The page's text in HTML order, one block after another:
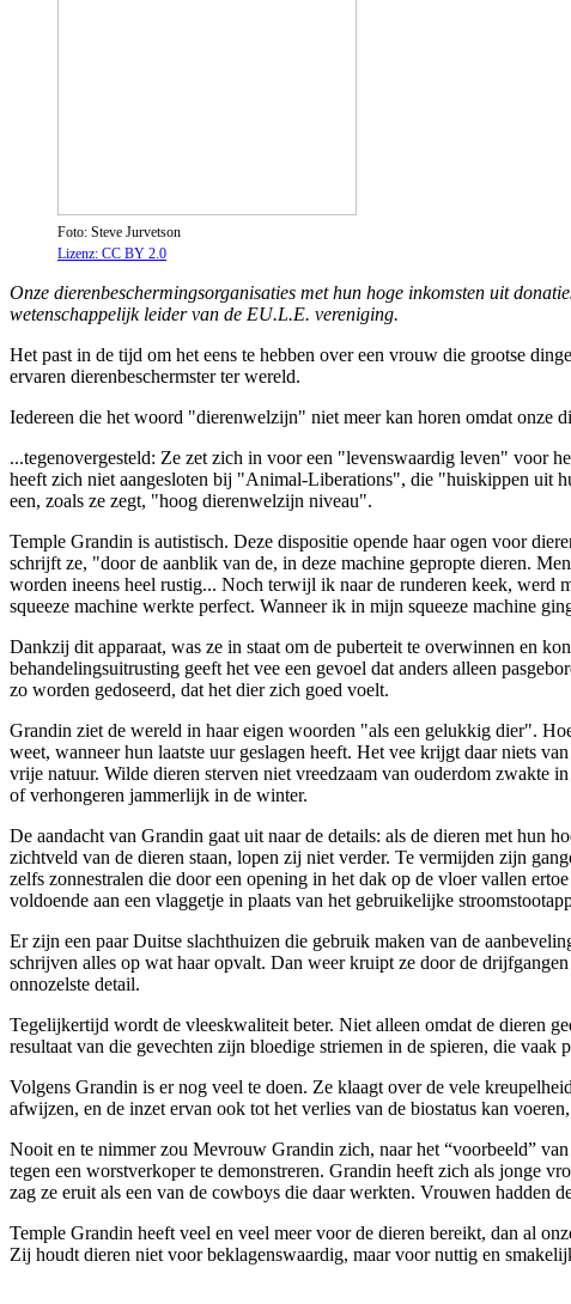
Foto: Steve Jurvetson
Lizenz: CC BY 2.0
Onze dierenbeschermingsorganisaties met hun hoge inkomsten uit
wetenschappelijk leider van de EU.L.E. vereniging.
Het past in de tijd om het eens te hebben over een vrouw die grootse
ervaren dierenbeschermster ter wereld.
Iedereen die het woord "dierenwelzijn" niet meer kan horen omdat onze
...tegenovergesteld: Ze zet zich in voor een "levenswaardig leven" voor
heeft zich niet aangesloten bij "Animal-Liberations", die "huiskippen uit
een, zoals ze zegt, "hoog dierenwelzijn niveau".
Temple Grandin is autistisch. Deze dispositie opende haar ogen voor
schrijft ze, "door de aanblik van de, in deze machine gepropte dieren.
worden ineens heel rustig... Noch terwijl ik naar de runderen keek,
squeeze machine werkte perfect. Wanneer ik in mijn squeeze machine
Dankzij dit apparaat, was ze in staat om de puberteit te overwinnen en
behandelingsuitrusting geeft het vee een gevoel dat anders alleen
zo worden gedoseerd, dat het dier zich goed voelt.
Grandin ziet de wereld in haar eigen woorden "als een gelukkig dier".
weet, wanneer hun laatste uur geslagen heeft. Het vee krijgt daar niets
vrije natuur. Wilde dieren sterven niet vreedzaam van ouderdom zwakte
of verhongeren jammerlijk in de winter.
De aandacht van Grandin gaat uit naar de details: als de dieren met
zichtveld van de dieren staan, lopen zij niet verder. Te vermijden zijn
zelfs zonnestralen die door een opening in het dak op de vloer vallen
voldoende aan een vlaggetje in plaats van het gebruikelijke
Er zijn een paar Duitse slachthuizen die gebruik maken van de
schrijven alles op wat haar opvalt. Dan weer kruipt ze door de
onnozelste detail.
Tegelijkertijd wordt de vleeskwaliteit beter. Niet alleen omdat de dieren
resultaat van die gevechten zijn bloedige striemen in de spieren, die
Volgens Grandin is er nog veel te doen. Ze klaagt over de vele
afwijzen, en de inzet ervan ook tot het verlies van de biostatus kan
Nooit en te nimmer zou Mevrouw Grandin zich, naar het “voorbeeld”
tegen een worstverkoper te demonstreren. Grandin heeft zich als jonge
zag ze eruit als een van de cowboys die daar werkten. Vrouwen hadden
Temple Grandin heeft veel en veel meer voor de dieren bereikt, dan al
Zij houdt dieren niet voor beklagenswaardig, maar voor nuttig en